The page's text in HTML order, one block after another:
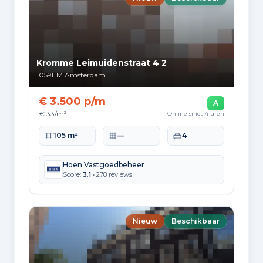
402.019
Woningvoorraad en
bouwperiodes
Soorten woningen
Hoekwoningen 10.479
Appartementen
Vrijstaande woningen 2.862
Twee-onder-één-kap woningen 2.591
Kromme Leimuidenstraat 4 2
1059EM Amsterdam
€ 3.500 p/m
€ 33/m²
A
Online sinds 4 uren
Woonoppervlakte
105 m² Perceeloppervlakte
— Slaapkamers
4
Hoen Vastgoedbeheer
Score: 3,1 • 278 reviews
Nieuw Beschikbaar